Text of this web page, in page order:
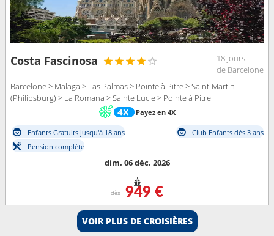
Costa Fascinosa
18 jours
de Barcelone
Barcelone > Malaga > Las Palmas > Pointe à Pitre > Saint-Martin
(Philipsburg) > La Romana > Sainte Lucie > Pointe à Pitre
Payez en 4X
Enfants Gratuits jusqu'à 18 ans
Club Enfants dès 3 ans
Pension complète
dim. 06 déc. 2026
dès 949 €
VOIR PLUS DE CROISIÈRES